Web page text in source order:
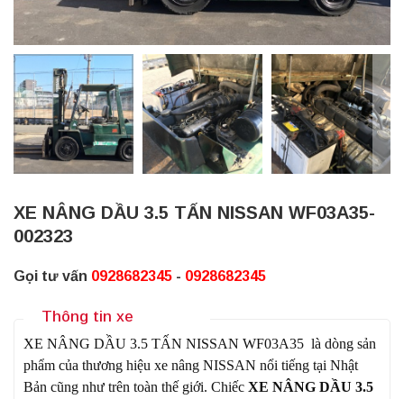
XE NÂNG DẦU 3.5 TẤN NISSAN WF03A35-
002323
Gọi tư vấn 0928682345 - 0928682345
Thông tin xe
XE NÂNG DẦU 3.5 TẤN NISSAN WF03A35 là dòng sản
phẩm của thương hiệu xe nâng NISSAN nổi tiếng tại Nhật
Bản cũng như trên toàn thế giới. Chiếc XE NÂNG DẦU 3.5